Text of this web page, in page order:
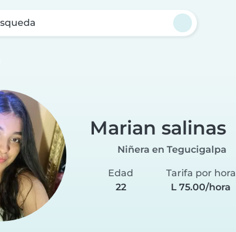
Marian salinas
Niñera en Tegucigalpa
Edad
22
Tarifa por hora
L 75.00/hora